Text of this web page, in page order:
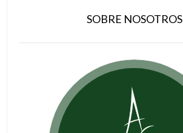
SOBRE NOSOTROS